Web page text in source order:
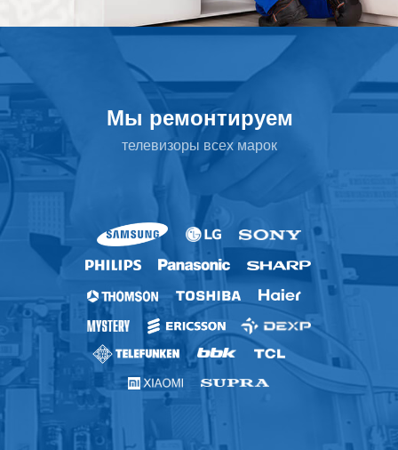
Мы ремонтируем
телевизоры всех марок